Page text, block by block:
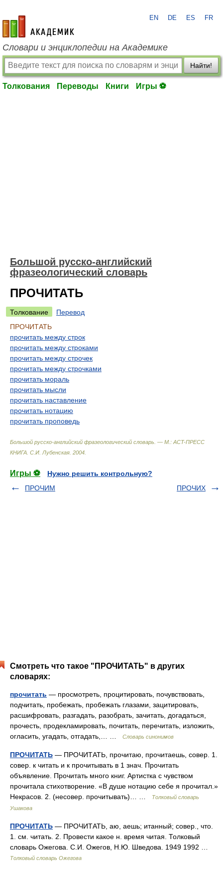
academic.ru
EN DE ES FR
Словари и энциклопедии на Академике
Найти!
Толкования Переводы Книги Игры ⚽
Большой русско-английский
фразеологический словарь
ПРОЧИТАТЬ
Толкование
Перевод
ПРОЧИТАТЬ
прочитать между строк
прочитать между строками
прочитать между строчек
прочитать между строчками
прочитать мораль
прочитать мысли
прочитать наставление
прочитать нотацию
прочитать проповедь
Большой русско-английский фразеологический словарь. — М.: ACT-ПРЕСС
КНИГА С.И. Лубенская 2004
Игры ⚽
Нужно решить контрольную?
ПРОЧИМ
ПРОЧИХ
Смотреть что такое "ПРОЧИТАТЬ" в других
словарях:
прочитать — просмотреть, процитировать, почувствовать,
подчитать, пробежать, пробежать глазами, зацитировать,
расшифровать, разгадать, разобрать, зачитать, догадаться,
прочесть, продекламировать, почитать, перечитать, изложить,
огласить, угадать, отгадать,… …
Словарь синонимов
ПРОЧИТАТЬ — ПРОЧИТАТЬ, прочитаю, прочитаешь, совер. 1.
совер. к читать и к прочитывать в 1 знач. Прочитать
объявление. Прочитать много книг. Артистка с чувством
прочитала стихотворение. «В душе нотацию себе я прочитал.»
Некрасов. 2. (несовер. прочитывать)… …
Толковый словарь
Ушакова
ПРОЧИТАТЬ — ПРОЧИТАТЬ, аю, аешь; итанный; совер., что.
1. см. читать. 2. Провести какое н. время читая. Толковый
словарь Ожегова. С.И. Ожегов, Н.Ю. Шведова. 1949 1992 …
Толковый словарь Ожегова